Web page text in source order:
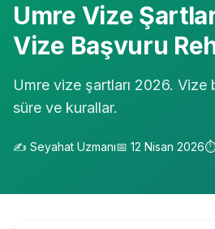
Umre Vize
Vize Başvuru
Umre vize şartları 2026. Vize
süre ve kurallar.
✍️ Seyahat Uzmanı📅 12 Nisan 2026